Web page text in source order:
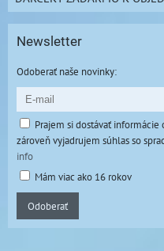
Newsletter
Odoberať naše novinky:
Prajem si dostávať
zároveň vyjadrujem súhlas so
info
Mám viac ako 16 rokov
Odoberať